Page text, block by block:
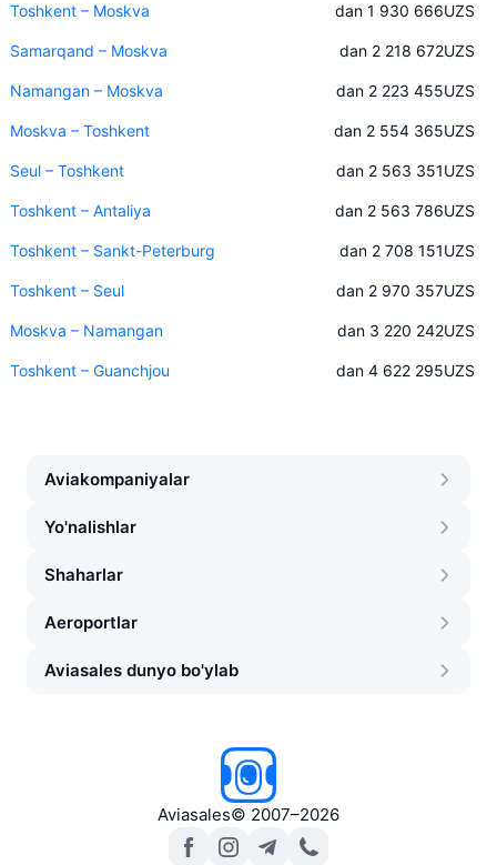
Toshkent – Moskva dan 1 930 666UZS
Samarqand – Moskva dan 2 218 672UZS
Namangan – Moskva dan 2 223 455UZS
Moskva – Toshkent dan 2 554 365UZS
Seul – Toshkent dan 2 563 351UZS
Toshkent – Antaliya dan 2 563 786UZS
Toshkent – Sankt-Peterburg dan 2 708 151UZS
Toshkent – Seul dan 2 970 357UZS
Moskva – Namangan dan 3 220 242UZS
Toshkent – Guanchjou dan 4 622 295UZS
Aviakompaniyalar
Yo'nalishlar
Shaharlar
Aeroportlar
Aviasales dunyo bo'ylab
Aviasales© 2007–2026